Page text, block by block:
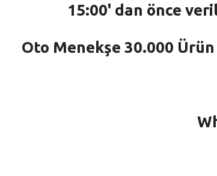
15:00' dan önce
Oto Menekşe 30.000